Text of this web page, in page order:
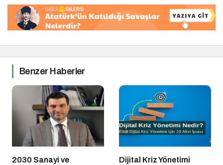
Benzer Haberler
2030 Sanayi ve
Dijital Kriz Yönetimi